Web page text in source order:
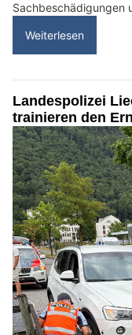
Sachbeschädigungen
Weiterlesen
Landespolizei
trainieren den